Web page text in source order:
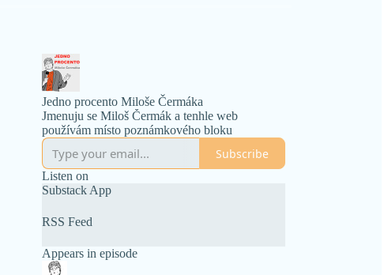
Jedno procento Miloše Čermáka
Jmenuju se Miloš Čermák a tenhle web
používám místo poznámkového bloku
Subscribe
Listen on
Substack App
RSS Feed
Appears in episode